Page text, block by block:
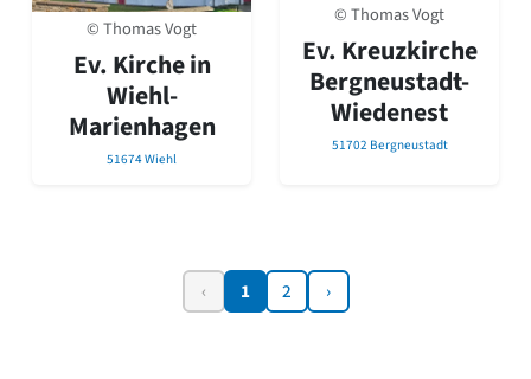
© Thomas Vogt
Ev. Kirche in
Wiehl-
Marienhagen
51674 Wiehl
© Thomas Vogt
Ev. Kreuzkirche
Bergneustadt-
Wiedenest
51702 Bergneustadt
‹ 1 2 ›